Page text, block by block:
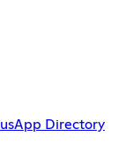
App Directory